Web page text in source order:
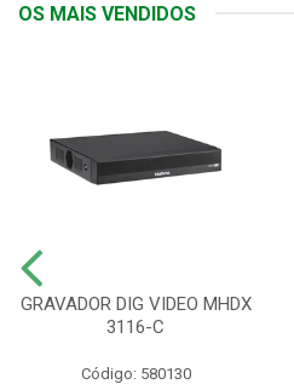
OS MAIS VENDIDOS
GRAVADOR DIG VIDEO MHDX
3116-C
Código: 580130